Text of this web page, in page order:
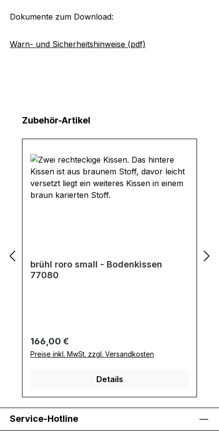
Dokumente zum Download:
Warn- und Sicherheitshinweise (pdf)
Produktgalerie überspringen
Zubehör-Artikel
brühl roro small - Bodenkissen
77080
Regulärer Preis:
166,00 €
Preise inkl. MwSt. zzgl. Versandkosten
Details
Service-Hotline